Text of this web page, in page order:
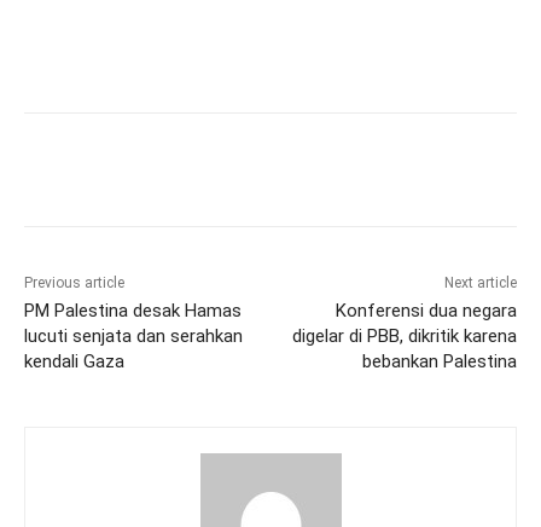
Previous article
PM Palestina desak Hamas
lucuti senjata dan serahkan
kendali Gaza
Next article
Konferensi dua negara
digelar di PBB, dikritik karena
bebankan Palestina